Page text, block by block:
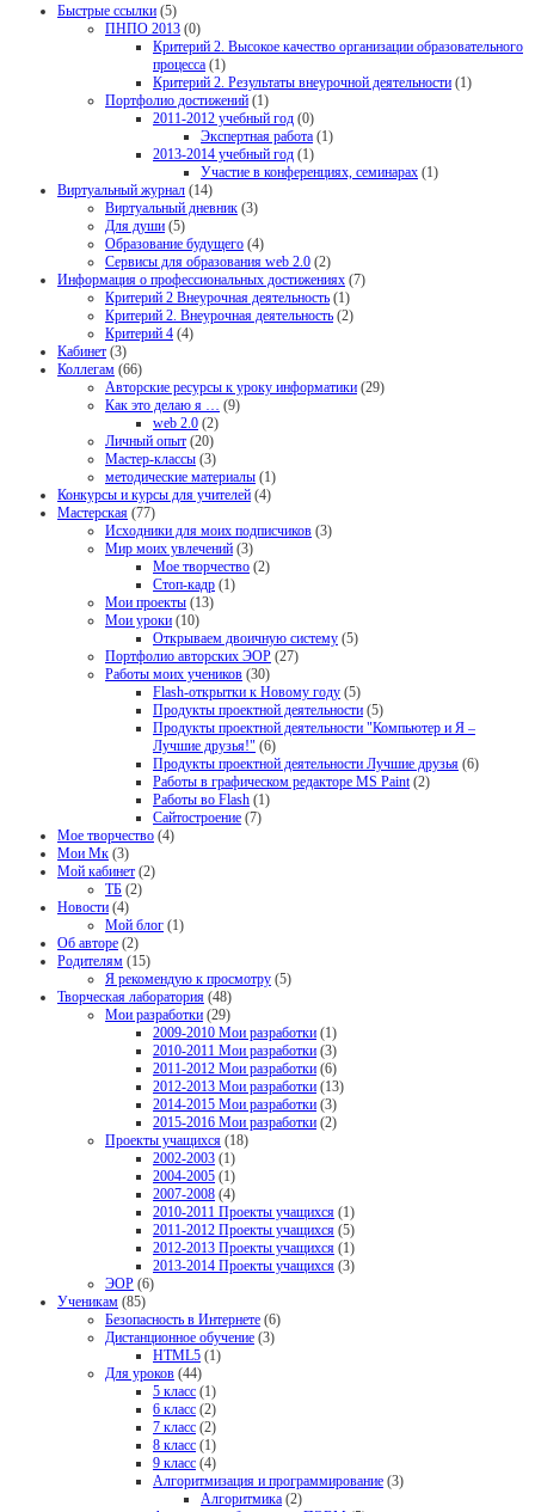
Быстрые ссылки (5)
ПНПО 2013 (0)
Критерий 2. Высокое качество организации образовательного
процесса (1)
Критерий 2. Результаты внеурочной деятельности (1)
Портфолио достижений (1)
2011-2012 учебный год (0)
Экспертная работа (1)
2013-2014 учебный год (1)
Участие в конференциях, семинарах (1)
Виртуальный журнал (14)
Виртуальный дневник (3)
Для души (5)
Образование будущего (4)
Сервисы для образования web 2.0 (2)
Информация о профессиональных достижениях (7)
Критерий 2 Внеурочная деятельность (1)
Критерий 2. Внеурочная деятельность (2)
Критерий 4 (4)
Кабинет (3)
Коллегам (66)
Авторские ресурсы к уроку информатики (29)
Как это делаю я …
(9)
web 2.0 (2)
Личный опыт (20)
Мастер-классы (3)
методические материалы (1)
Конкурсы и курсы для учителей (4)
Мастерская (77)
Исходники для моих подписчиков (3)
Мир моих увлечений (3)
Мое творчество (2)
Стоп-кадр (1)
Мои проекты (13)
Мои уроки (10)
Открываем двоичную систему (5)
Портфолио авторских ЭОР (27)
Работы моих учеников (30)
Flash-открытки к Новому году (5)
Продукты проектной деятельности (5)
Продукты проектной деятельности "Компьютер и Я –
Лучшие друзья!" (6)
Продукты проектной деятельности Лучшие друзья (6)
Работы в графическом редакторе MS Paint (2)
Работы во Flash (1)
Сайтостроение (7)
Мое творчество (4)
Мои Мк (3)
Мой кабинет (2)
ТБ (2)
Новости (4)
Мой блог (1)
Об авторе (2)
Родителям (15)
Я рекомендую к просмотру (5)
Творческая лаборатория (48)
Мои разработки (29)
2009-2010 Мои разработки (1)
2010-2011 Мои разработки (3)
2011-2012 Мои разработки (6)
2012-2013 Мои разработки (13)
2014-2015 Мои разработки (3)
2015-2016 Мои разработки (2)
Проекты учащихся (18)
2002-2003 (1)
2004-2005 (1)
2007-2008 (4)
2010-2011 Проекты учащихся (1)
2011-2012 Проекты учащихся (5)
2012-2013 Проекты учащихся (1)
2013-2014 Проекты учащихся (3)
ЭОР (6)
Ученикам (85)
Безопасность в Интернете (6)
Дистанционное обучение (3)
HTML5 (1)
Для уроков (44)
5 класс (1)
6 класс (2)
7 класс (2)
8 класс (1)
9 класс (4)
Алгоритмизация и программирование (3)
Алгоритмика (2)